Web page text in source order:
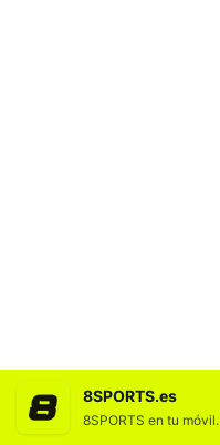
8SPORTS.es
8SPORTS en tu móvil.